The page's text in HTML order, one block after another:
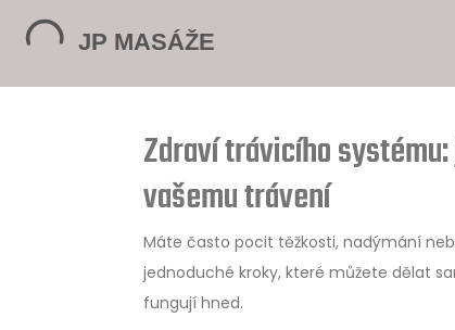
Zdraví trávicího
vašemu trávení
Máte často pocit těžkosti, nadýmání
jednoduché kroky, které můžete dělat
fungují hned.